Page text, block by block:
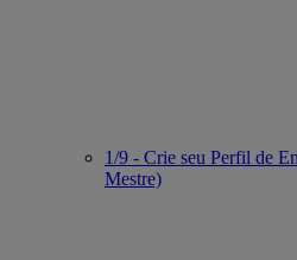
1/9 - Crie seu Perfil de
Mestre)